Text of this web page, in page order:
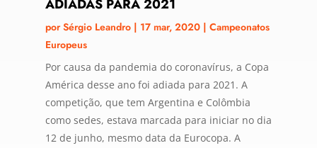
ADIADAS PARA 2021
porSérgio Leandro| 17 mar, 2020| Campeonatos
Europeus
Por causa da pandemia do coronavírus, a Copa
América desse ano foi adiada para 2021. A
competição, que tem Argentina e Colômbia
como sedes, estava marcada para iniciar no dia
12 de junho, mesmo data da Eurocopa. A